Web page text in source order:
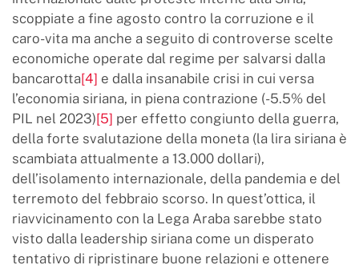
scoppiate a fine agosto contro la corruzione e il
caro-vita ma anche a seguito di controverse scelte
economiche operate dal regime per salvarsi dalla
bancarotta[4] e dalla insanabile crisi in cui versa
l’economia siriana, in piena contrazione (-5.5% del
PIL nel 2023)[5] per effetto congiunto della guerra,
della forte svalutazione della moneta (la lira siriana è
scambiata attualmente a 13.000 dollari),
dell’isolamento internazionale, della pandemia e del
terremoto del febbraio scorso. In quest’ottica, il
riavvicinamento con la Lega Araba sarebbe stato
visto dalla leadership siriana come un disperato
tentativo di ripristinare buone relazioni e ottenere